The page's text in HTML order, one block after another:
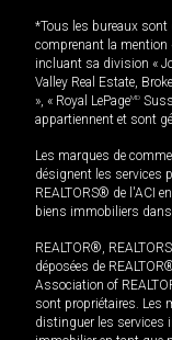
*Tous les bureaux sont
comprenant la mention
incluant sa division «
Valley Real Estate,
», « Royal LePageMD
appartiennent et sont
Les marques de
désignent les services
REALTORS® de l'ACI
biens immobiliers dans
REALTOR®,
déposées de
Association of
sont propriétaires. Les
distinguer les services